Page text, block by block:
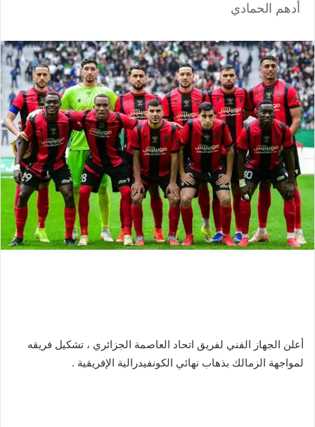
أدهم الحمادي
أعلن الجهاز الفني لفريق اتحاد العاصمة الجزائري ، تشكيل فريقه
لمواجهة الزمالك بذهاب نهائي الكونفيدرالية الإفريقية .